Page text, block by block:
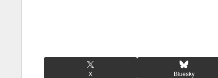
X Bluesky